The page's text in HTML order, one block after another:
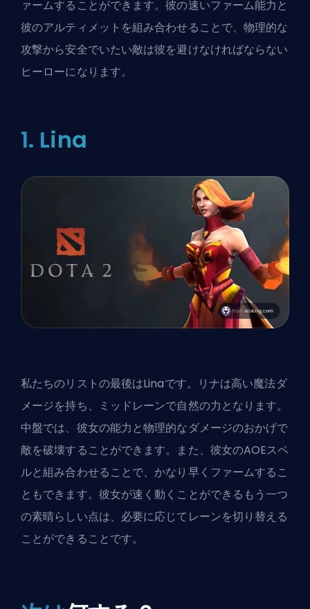
ァームすることができます。彼の速いファーム能力と
彼のアルティメットを組み合わせることで、物理的な
攻撃から安全でいたい敵は彼を避けなければならない
ヒーローになります。
1. Lina
私たちのリストの最後はLinaです。リナは高い魔法ダ
メージを持ち、ミッドレーンで自然の力となります。
中盤では、彼女の能力と物理的なダメージのおかげで
敵を破壊することができます。また、彼女のAOEスペ
ルと組み合わせることで、かなり早くファームするこ
ともできます。彼女が速く動くことができるもう一つ
の素晴らしい点は、必要に応じてレーンを切り替える
ことができることです。